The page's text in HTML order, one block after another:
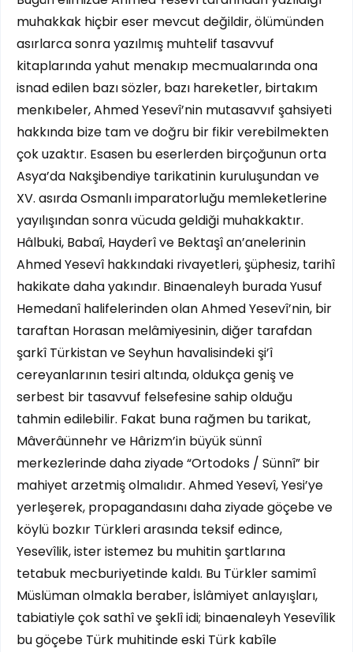
muhakkak hiçbir eser mevcut değildir, ölümünden
asırlarca sonra yazılmış muhtelif tasavvuf
kitaplarında yahut menakıp mecmualarında ona
isnad edilen bazı sözler, bazı hareketler, birtakım
menkıbeler, Ahmed Yesevî’nin mutasavvıf şahsiyeti
hakkında bize tam ve doğru bir fikir verebilmekten
çok uzaktır. Esasen bu eserlerden birçoğunun orta
Asya’da Nakşibendiye tarikatinin kuruluşundan ve
XV. asırda Osmanlı imparatorluğu memleketlerine
yayılışından sonra vücuda geldiği muhakkaktır.
Hâlbuki, Babaî, Hayderî ve Bektaşî an’anelerinin
Ahmed Yesevî hakkındaki rivayetleri, şüphesiz, tarihî
hakikate daha yakındır. Binaenaleyh burada Yusuf
Hemedanî halifelerinden olan Ahmed Yesevî’nin, bir
taraftan Horasan melâmiyesinin, diğer tarafdan
şarkî Türkistan ve Seyhun havalisindeki şi’î
cereyanlarının tesiri altında, oldukça geniş ve
serbest bir tasavvuf felsefesine sahip olduğu
tahmin edilebilir. Fakat buna rağmen bu tarikat,
Mâverâünnehr ve Hârizm’in büyük sünnî
merkezlerinde daha ziyade “Ortodoks / Sünnî” bir
mahiyet arzetmiş olmalıdır. Ahmed Yesevî, Yesi’ye
yerleşerek, propagandasını daha ziyade göçebe ve
köylü bozkır Türkleri arasında teksif edince,
Yesevîlik, ister istemez bu muhitin şartlarına
tetabuk mecburiyetinde kaldı. Bu Türkler samimî
Müslüman olmakla beraber, İslâmiyet anlayışları,
tabiatiyle çok sathî ve şeklî idi; binaenaleyh Yesevîlik
bu göçebe Türk muhitinde eski Türk kabîle